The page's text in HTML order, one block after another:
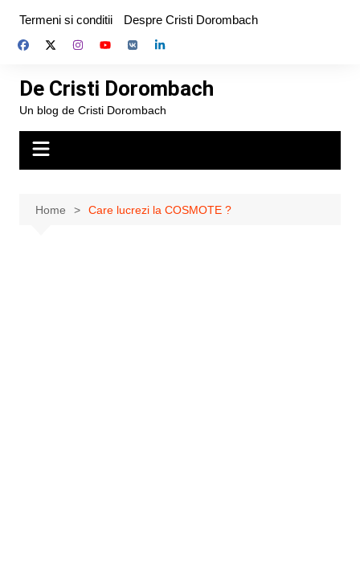
content
Termeni si conditii Despre Cristi Dorombach
De Cristi Dorombach
Un blog de Cristi Dorombach
Home Care lucrezi la COSMOTE ?